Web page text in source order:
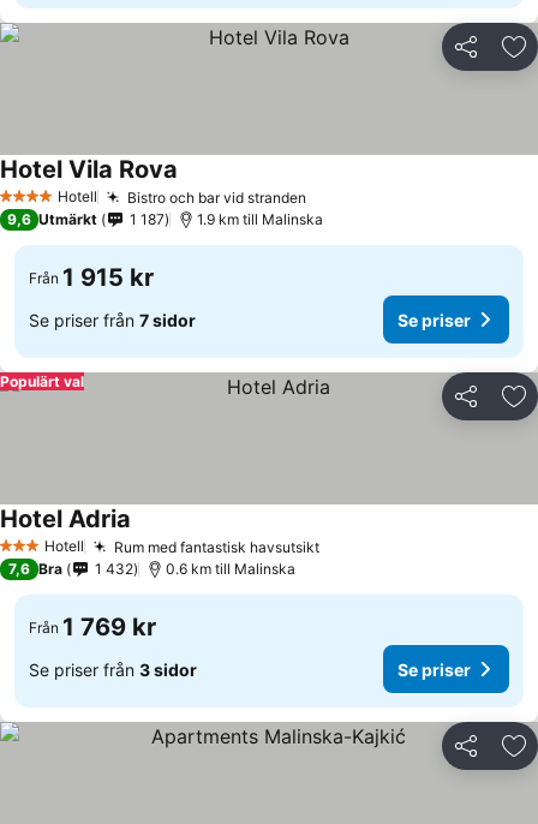
Dela
4 StjärnorHotell Bistro och bar vid stranden
Hotel Vila Rova
9,6 Utmärkt 1 187 1.9 km till Malinska
Från 1 915 kr
Se priser från 7 sidor Se priser
Dela
Populärt val
3 StjärnorHotell Rum med fantastisk havsutsikt
Hotel Adria
7,6 Bra 1 432 0.6 km till Malinska
Från 1 769 kr
Se priser från 3 sidor Se priser
Dela